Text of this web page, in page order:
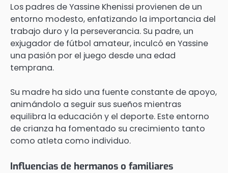
Los padres de Yassine Khenissi provienen de un
entorno modesto, enfatizando la importancia del
trabajo duro y la perseverancia. Su padre, un
exjugador de fútbol amateur, inculcó en Yassine
una pasión por el juego desde una edad
temprana.
Su madre ha sido una fuente constante de apoyo,
animándolo a seguir sus sueños mientras
equilibra la educación y el deporte. Este entorno
de crianza ha fomentado su crecimiento tanto
como atleta como individuo.
Influencias de hermanos o familiares